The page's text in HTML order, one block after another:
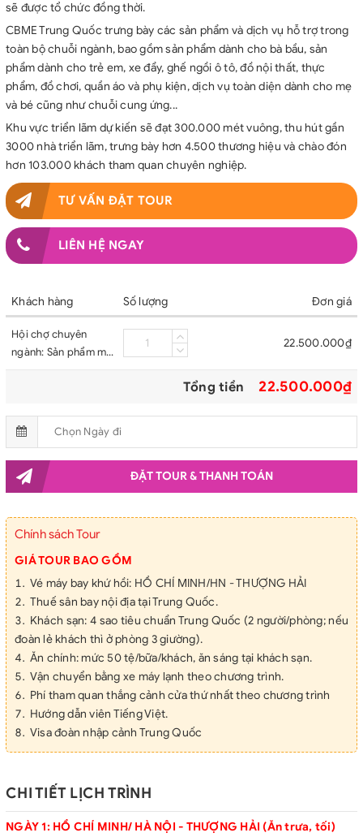
sẽ được tổ chức đồng thời.
CBME Trung Quốc trưng bày các sản phẩm và dịch vụ hỗ trợ trong
toàn bộ chuỗi ngành, bao gồm sản phẩm dành cho bà bầu, sản
phẩm dành cho trẻ em, xe đẩy, ghế ngồi ô tô, đồ nội thất, thực
phẩm, đồ chơi, quần áo và phụ kiện, dịch vụ toàn diện dành cho mẹ
và bé cũng như chuỗi cung ứng...
Khu vực triển lãm dự kiến sẽ đạt 300.000 mét vuông, thu hút gần
3000 nhà triển lãm, trưng bày hơn 4.500 thương hiệu và chào đón
hơn 103.000 khách tham quan chuyên nghiệp.
TƯ VẤN ĐẶT TOUR
LIÊN HỆ NGAY
Khách hàng Số lượng Đơn giá
Hội chợ chuyên
ngành: Sản phẩm mẹ
22.500.000₫
Tổng tiền 22.500.000₫
ĐẶT TOUR & THANH TOÁN
Chính sách Tour
GIÁ TOUR BAO GỒM
Vé máy bay khứ hồi: HỒ CHÍ MINH/HN - THƯỢNG HẢI
Thuế sân bay nội địa tại Trung Quốc.
Khách sạn: 4 sao tiêu chuẩn Trung Quốc (2 người/phòng; nếu
đoàn lẻ khách thì ở phòng 3 giường).
Ăn chính: mức 50 tệ/bữa/khách, ăn sáng tại khách sạn.
Vận chuyển bằng xe máy lạnh theo chương trình.
Phí tham quan thắng cảnh cửa thứ nhất theo chương trình
Hướng dẫn viên Tiếng Việt.
Visa đoàn nhập cảnh Trung Quốc
Vé vào cổng hội chợ.
10.000usd
Chi phí cá nhân: đồ uống, mua sắm hàng hóa, ngủ phòng
CHI TIẾT LỊCH TRÌNH
NGÀY 1: HỒ CHÍ MINH/ HÀ NỘI - THƯỢNG HẢI (Ăn trưa, tối)